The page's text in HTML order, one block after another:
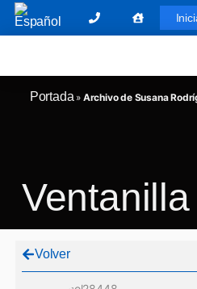
Portada» Archivo de Susana
Volver